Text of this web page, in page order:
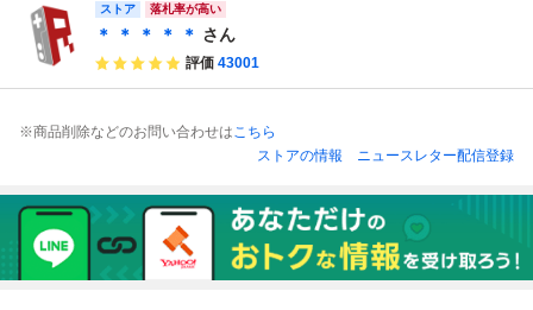
ストア 落札率が高い
＊ ＊ ＊ ＊ ＊ さん
評価 43001
※商品削除などのお問い合わせはこちら
ストアの情報
ニュースレター配信登録